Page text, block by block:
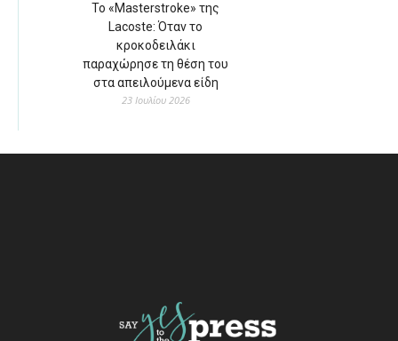
Το «Masterstroke» της
Lacoste: Όταν το
κροκοδειλάκι
παραχώρησε τη θέση του
στα απειλούμενα είδη
23 Ιουλίου 2026